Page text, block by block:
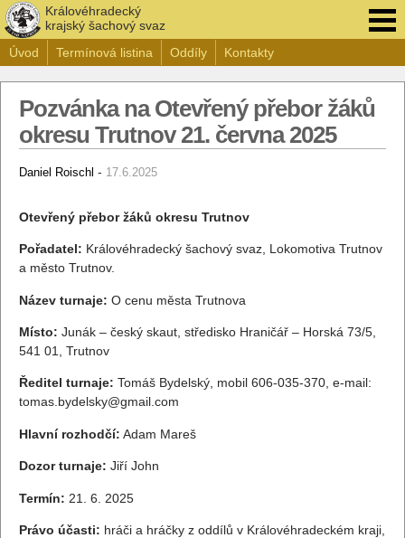
Královéhradecký
krajský šachový svaz
Úvod
Termínová listina Oddíly Kontakty
Pozvánka na Otevřený přebor žáků
okresu Trutnov 21. června 2025
Daniel Roischl - 17.6.2025
Otevřený přebor žáků okresu Trutnov
Pořadatel: Královéhradecký šachový svaz, Lokomotiva Trutnov
a město Trutnov.
Název turnaje: O cenu města Trutnova
Místo: Junák – český skaut, středisko Hraničář – Horská 73/5,
541 01, Trutnov
Ředitel turnaje: Tomáš Bydelský, mobil 606-035-370, e-mail:
tomas.bydelsky@gmail.com
Hlavní rozhodčí: Adam Mareš
Dozor turnaje: Jiří John
Termín: 21. 6. 2025
Právo účasti: hráči a hráčky z oddílů v Královéhradeckém kraji,